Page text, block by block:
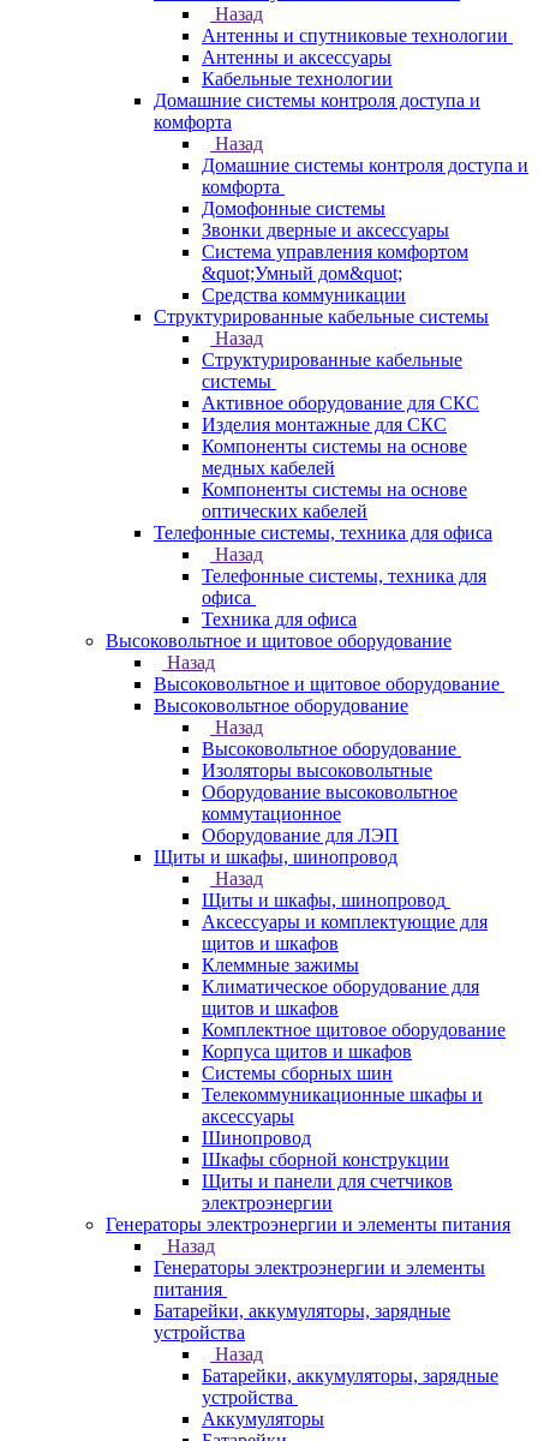
Назад
Антенны и спутниковые технологии
Антенны и аксессуары
Кабельные технологии
Домашние системы контроля доступа и
комфорта
Назад
Домашние системы контроля доступа и
комфорта
Домофонные системы
Звонки дверные и аксессуары
Система управления комфортом
&quot;Умный дом&quot;
Средства коммуникации
Структурированные кабельные системы
Назад
Структурированные кабельные
системы
Активное оборудование для СКС
Изделия монтажные для СКС
Компоненты системы на основе
медных кабелей
Компоненты системы на основе
оптических кабелей
Телефонные системы, техника для офиса
Назад
Телефонные системы, техника для
офиса
Техника для офиса
Высоковольтное и щитовое оборудование
Назад
Высоковольтное и щитовое оборудование
Высоковольтное оборудование
Назад
Высоковольтное оборудование
Изоляторы высоковольтные
Оборудование высоковольтное
коммутационное
Оборудование для ЛЭП
Щиты и шкафы, шинопровод
Назад
Щиты и шкафы, шинопровод
Аксессуары и комплектующие для
щитов и шкафов
Клеммные зажимы
Климатическое оборудование для
щитов и шкафов
Комплектное щитовое оборудование
Корпуса щитов и шкафов
Системы сборных шин
Телекоммуникационные шкафы и
аксессуары
Шинопровод
Шкафы сборной конструкции
Щиты и панели для счетчиков
электроэнергии
Генераторы электроэнергии и элементы питания
Назад
Генераторы электроэнергии и элементы
питания
Батарейки, аккумуляторы, зарядные
устройства
Назад
Батарейки, аккумуляторы, зарядные
устройства
Аккумуляторы